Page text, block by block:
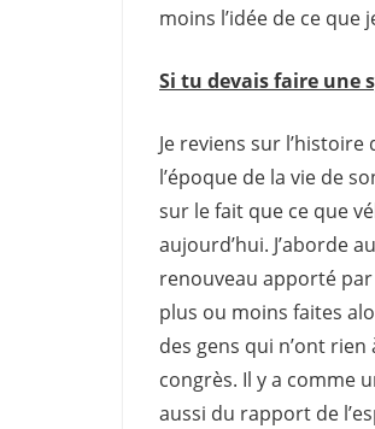
moins l’idée de ce
Si tu devais faire une
Je reviens sur
l’époque de la vie de
sur le fait que ce que
aujourd’hui. J’aborde
renouveau apporté
plus ou moins faites
des gens qui n’ont
congrès. Il y a comme
aussi du rapport de